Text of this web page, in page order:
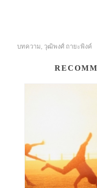
บทความ, วุฒิพงศ์ ถายะพิงค์